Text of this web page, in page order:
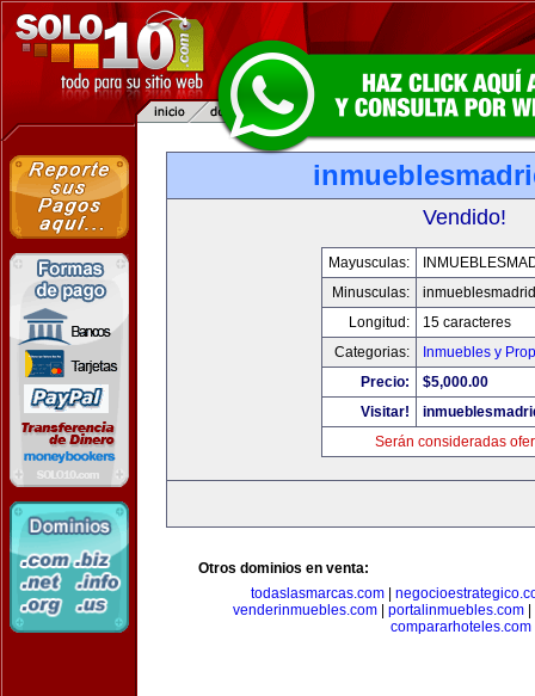
Vendido!
Mayusculas:
Minusculas:
Longitud:
15 caracteres
Categorias:
Inmuebles y
Precio:
$5,000.00
Visitar!
Serán consideradas
Otros dominios en venta:
todaslasmarcas.com
venderinmuebles.com| portalinmuebles.com|
compararhoteles.com